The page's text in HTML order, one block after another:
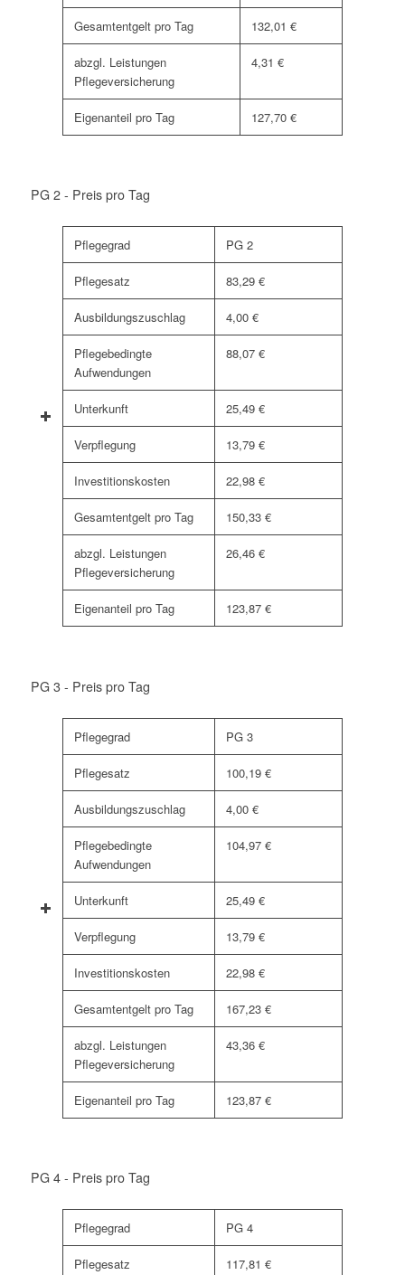
Gesamtentgelt pro Tag 132,01 €
abzgl. Leistungen
Pflegeversicherung
4,31 €
Eigenanteil pro Tag 127,70 €
PG 2 - Preis pro Tag
Pflegegrad PG 2
Pflegesatz 83,29 €
Ausbildungszuschlag 4,00 €
Pflegebedingte
Aufwendungen
88,07 €
Unterkunft 25,49 €
Verpflegung 13,79 €
Investitionskosten 22,98 €
Gesamtentgelt pro Tag 150,33 €
abzgl. Leistungen
Pflegeversicherung
26,46 €
Eigenanteil pro Tag 123,87 €
PG 3 - Preis pro Tag
Pflegegrad PG 3
Pflegesatz 100,19 €
Ausbildungszuschlag 4,00 €
Pflegebedingte
Aufwendungen
104,97 €
Unterkunft 25,49 €
Verpflegung 13,79 €
Investitionskosten 22,98 €
Gesamtentgelt pro Tag 167,23 €
abzgl. Leistungen
Pflegeversicherung
43,36 €
Eigenanteil pro Tag 123,87 €
PG 4 - Preis pro Tag
Pflegegrad PG 4
Pflegesatz 117,81 €